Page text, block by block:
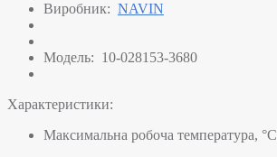
Виробник: NAVIN
Модель: 10-028153-3680
Характеристики:
Максимальна робоча температура, °C